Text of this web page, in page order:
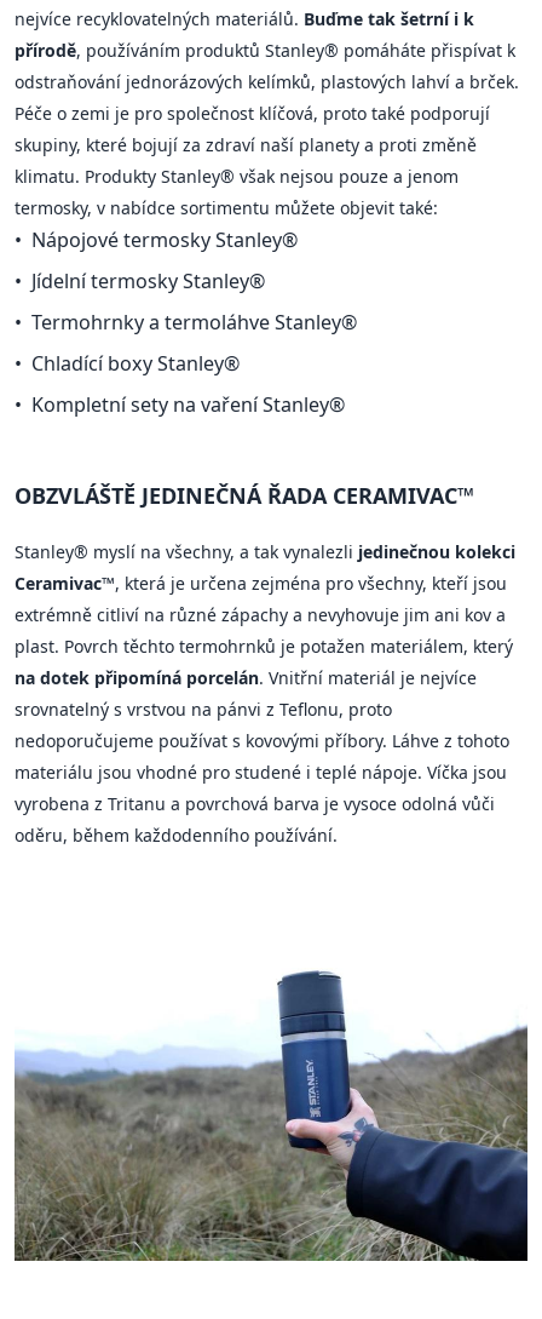
nejvíce recyklovatelných materiálů. Buďme tak šetrní i k
přírodě, používáním produktů Stanley® pomáháte přispívat k
odstraňování jednorázových kelímků, plastových lahví a brček.
Péče o zemi je pro společnost klíčová, proto také podporují
skupiny, které bojují za zdraví naší planety a proti změně
klimatu. Produkty Stanley® však nejsou pouze a jenom
termosky, v nabídce sortimentu můžete objevit také:
Nápojové termosky Stanley®
Jídelní termosky Stanley®
Termohrnky a termoláhve Stanley®
Chladící boxy Stanley®
Kompletní sety na vaření Stanley®
OBZVLÁŠTĚ JEDINEČNÁ ŘADA CERAMIVAC™
Stanley® myslí na všechny, a tak vynalezli jedinečnou kolekci
Ceramivac™, která je určena zejména pro všechny, kteří jsou
extrémně citliví na různé zápachy a nevyhovuje jim ani kov a
plast. Povrch těchto termohrnků je potažen materiálem, který
na dotek připomíná porcelán. Vnitřní materiál je nejvíce
srovnatelný s vrstvou na pánvi z Teflonu, proto
nedoporučujeme používat s kovovými příbory. Láhve z tohoto
materiálu jsou vhodné pro studené i teplé nápoje. Víčka jsou
vyrobena z Tritanu a povrchová barva je vysoce odolná vůči
oděru, během každodenního používání.